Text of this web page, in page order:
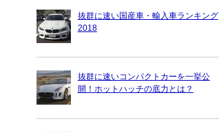
抜群に速い国産車・輸入車ランキング
2018
抜群に速いコンパクトカーを一挙公
開！ホットハッチの底力とは？